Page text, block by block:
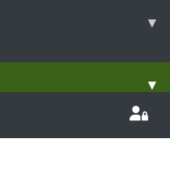
▾
▾